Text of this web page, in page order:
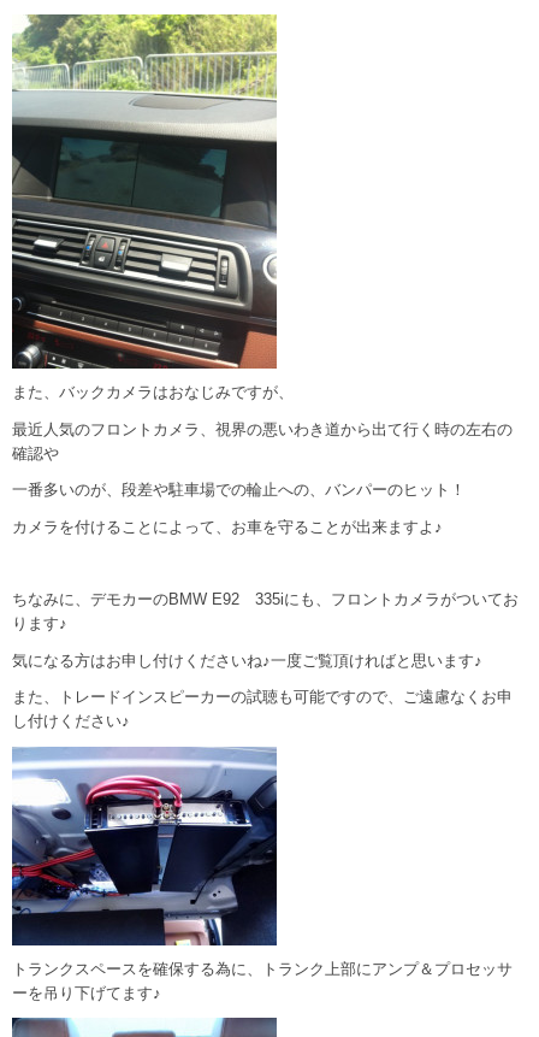
また、バックカメラはおなじみですが、
最近人気のフロントカメラ、視界の悪いわき道から出て行く時の左右の
確認や
一番多いのが、段差や駐車場での輪止への、バンパーのヒット！
カメラを付けることによって、お車を守ることが出来ますよ♪
ちなみに、デモカーのBMW E92 335iにも、フロントカメラがついてお
ります♪
気になる方はお申し付けくださいね♪一度ご覧頂ければと思います♪
また、トレードインスピーカーの試聴も可能ですので、ご遠慮なくお申
し付けください♪
トランクスペースを確保する為に、トランク上部にアンプ＆プロセッサ
ーを吊り下げてます♪